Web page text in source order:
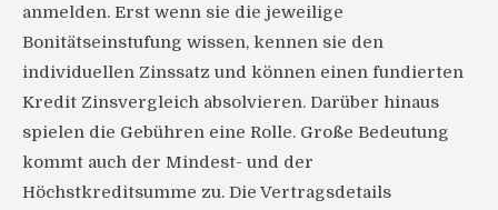
anmelden. Erst wenn sie die jeweilige
Bonitätseinstufung wissen, kennen sie den
individuellen Zinssatz und können einen fundierten
Kredit Zinsvergleich absolvieren. Darüber hinaus
spielen die Gebühren eine Rolle. Große Bedeutung
kommt auch der Mindest- und der
Höchstkreditsumme zu. Die Vertragsdetails